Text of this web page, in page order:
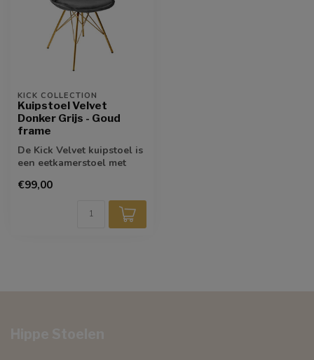
KICK COLLECTION
Kuipstoel Velvet
Donker Grijs - Goud
frame
De Kick Velvet kuipstoel is
een eetkamerstoel met
straalt ...
€99,00